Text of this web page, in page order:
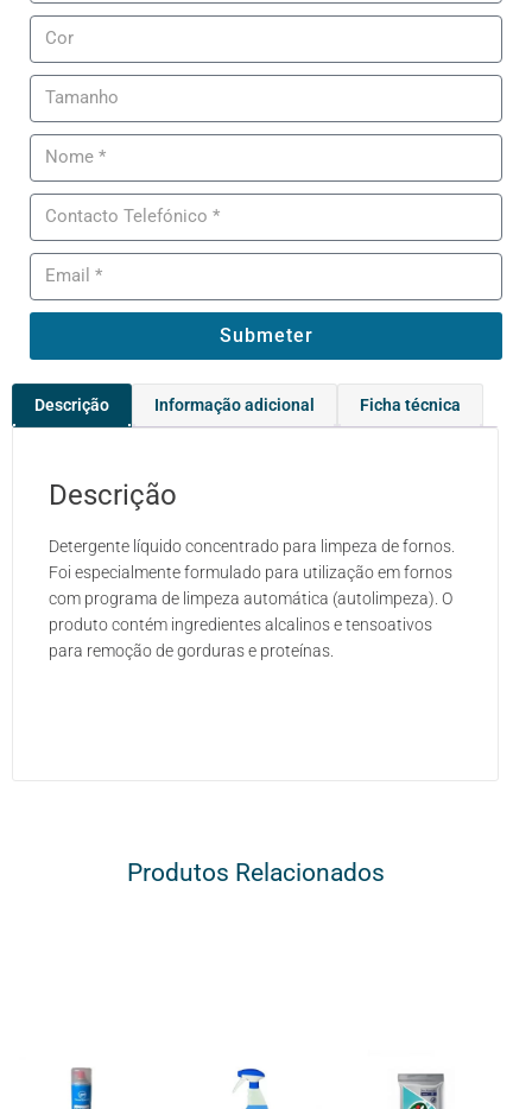
Submeter
Descrição Informação adicional Ficha técnica
Descrição
Detergente líquido concentrado para limpeza de fornos.
Foi especialmente formulado para utilização em fornos
com programa de limpeza automática (autolimpeza). O
produto contém ingredientes alcalinos e tensoativos
para remoção de gorduras e proteínas.
Produtos Relacionados